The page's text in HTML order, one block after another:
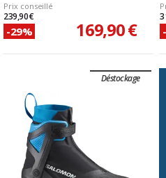
Prix conseillé
239,90 €
-29% 169,90 €
Déstockage